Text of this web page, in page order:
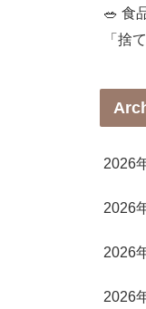
🥗 食
「捨
2026
2026
2026
2026